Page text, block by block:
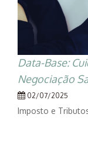
Data-Base:
Negociação
02/07/2025
Imposto e